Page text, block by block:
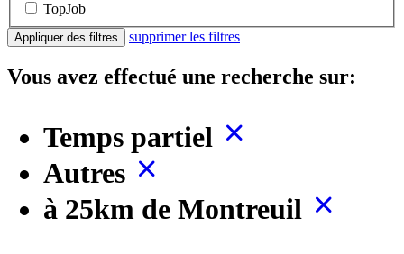
TopJob
Appliquer des filtres supprimer les filtres
Vous avez effectué une recherche sur:
Temps partiel
Autres
à 25km de Montreuil